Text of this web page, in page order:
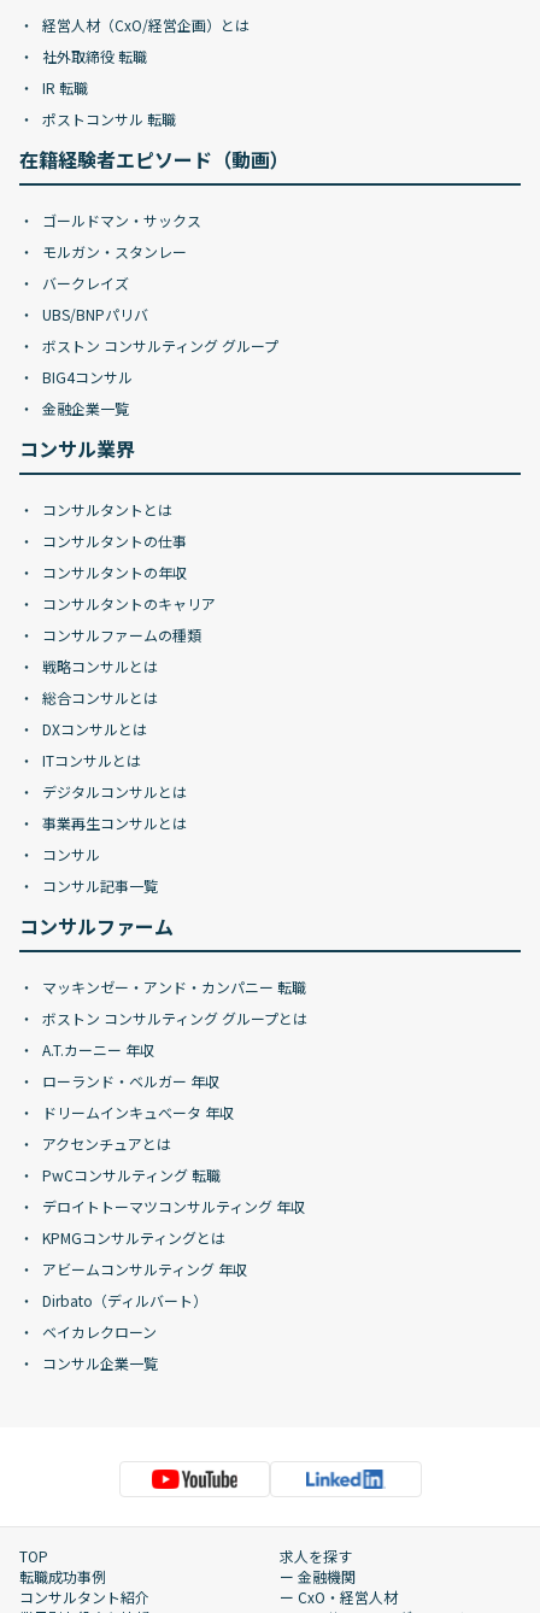
経営人材（CxO/経営企画）とは
社外取締役 転職
IR 転職
ポストコンサル 転職
在籍経験者エピソード（動画）
ゴールドマン・サックス
モルガン・スタンレー
バークレイズ
UBS/BNPパリバ
ボストン コンサルティング グループ
BIG4コンサル
金融企業一覧
コンサル業界
コンサルタントとは
コンサルタントの仕事
コンサルタントの年収
コンサルタントのキャリア
コンサルファームの種類
戦略コンサルとは
総合コンサルとは
DXコンサルとは
ITコンサルとは
デジタルコンサルとは
事業再生コンサルとは
コンサル
コンサル記事一覧
コンサルファーム
マッキンゼー・アンド・カンパニー 転職
ボストン コンサルティング グループとは
A.T.カーニー 年収
ローランド・ベルガー 年収
ドリームインキュベータ 年収
アクセンチュアとは
PwCコンサルティング 転職
デロイトトーマツコンサルティング 年収
KPMGコンサルティングとは
アビームコンサルティング 年収
Dirbato（ディルバート）
ベイカレクローン
コンサル企業一覧
TOP
転職成功事例
コンサルタント紹介
求人を探す
ー 金融機関
ー CxO・経営人材